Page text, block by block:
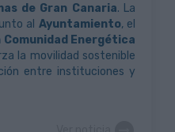
de Gran Canaria. La
al Ayuntamiento, el
Energética
la movilidad sostenible
entre instituciones y